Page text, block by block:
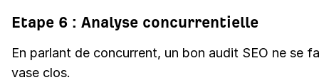
Etape 6 : Analyse concurrentielle
En parlant de concurrent, un bon audit SEO ne se
vase clos.